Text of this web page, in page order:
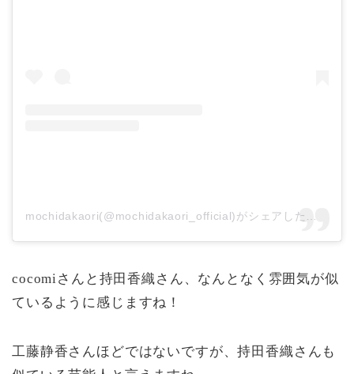
cocomiさんと持田香織さん、なんとなく雰囲気が似
ているように感じますね！
工藤静香さんほどではないですが、持田香織さんも